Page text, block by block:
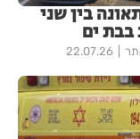
בין שני
בבת ים
22.07.26